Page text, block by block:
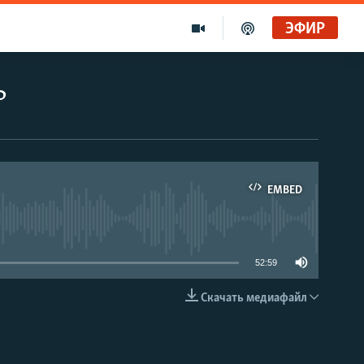
ЭФИР
EMBED
EMBED
52:59
Скачать медиафайл